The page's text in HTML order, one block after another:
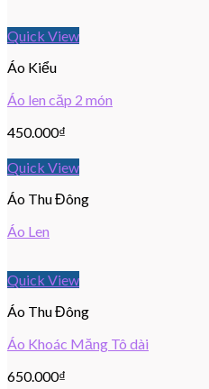
Quick View
Áo Kiểu
Áo len căp 2 món
450.000₫
Quick View
Áo Thu Đông
Áo Len
Quick View
Áo Thu Đông
Áo Khoác Măng Tô dài
650.000₫